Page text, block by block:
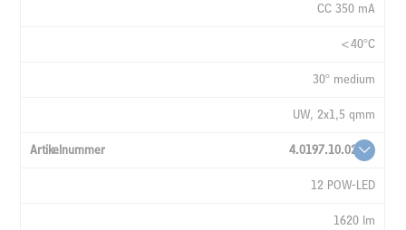
CC 350 mA
<40°C
30° medium
UW, 2x1,5 qmm
4.0197.10.02
12 POW-LED
1620 lm